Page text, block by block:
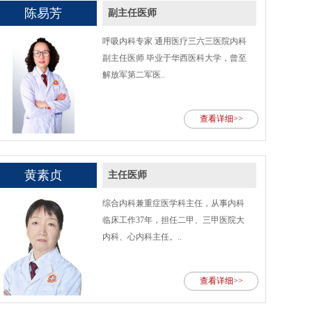
陈易芳 副主任医师
呼吸内科专家 通用医疗三六三医院内科
副主任医师 毕业于华西医科大学，曾至
解放军第二军医..
查看详细>>
黄素贞 主任医师
综合内科兼重症医学科主任，从事内科
临床工作37年，担任二甲、三甲医院大
内科、心内科主任。..
查看详细>>